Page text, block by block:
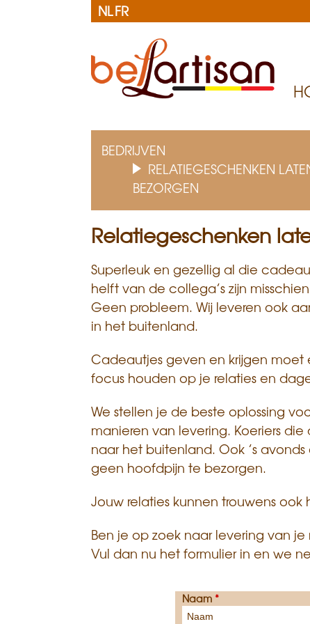
NLFR
e
a
r
t
i
s
a
n
BEDRIJVEN
RELATIEGESCHENKEN
BEZORGEN
Relatiegeschenken
Superleuk en gezellig al die
helft van de collega’s zijn
Geen probleem. Wij leveren ook
in het buitenland.
Cadeautjes geven en krijgen moet
focus houden op je relaties en
We stellen je de beste oplossing
manieren van levering. Koeriers
naar het buitenland. Ook ’s
geen hoofdpijn te bezorgen.
Jouw relaties kunnen trouwens
Ben je op zoek naar levering van
Vul dan nu het formulier in en we
Naam *